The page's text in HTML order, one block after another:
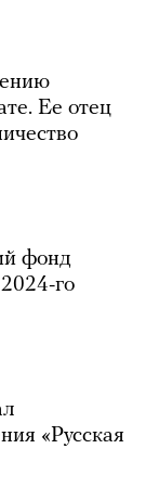
Ее отец
фонд
го
«Русская